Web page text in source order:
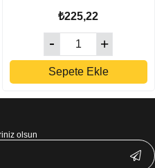
₺225,22
Sepete Ekle
olsun